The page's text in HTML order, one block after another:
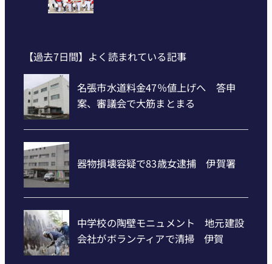
【過去7日間】よく読まれている記事